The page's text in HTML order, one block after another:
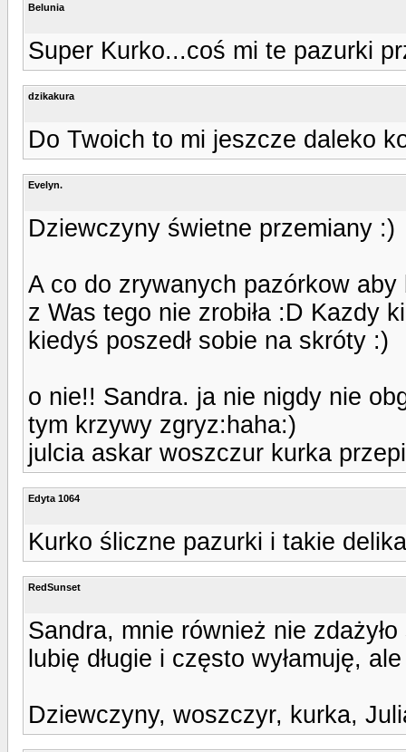
Belunia
Super Kurko...coś mi te pazurki
dzikakura
Do Twoich to mi jeszcze daleko
Evelyn.
Dziewczyny świetne przemiany :)
A co do zrywanych pazórkow
z Was tego nie zrobiła :D Kazdy
kiedyś poszedł sobie na skróty :)
o nie!! Sandra. ja nie nigdy nie
tym krzywy zgryz:haha:)
julcia askar woszczur kurka
Edyta 1064
Kurko śliczne pazurki i takie
RedSunset
Sandra, mnie również nie
lubię długie i często wyłamuję,
Dziewczyny, woszczyr, kurka,